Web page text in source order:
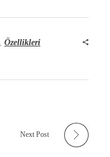
Özellikleri
Next Post